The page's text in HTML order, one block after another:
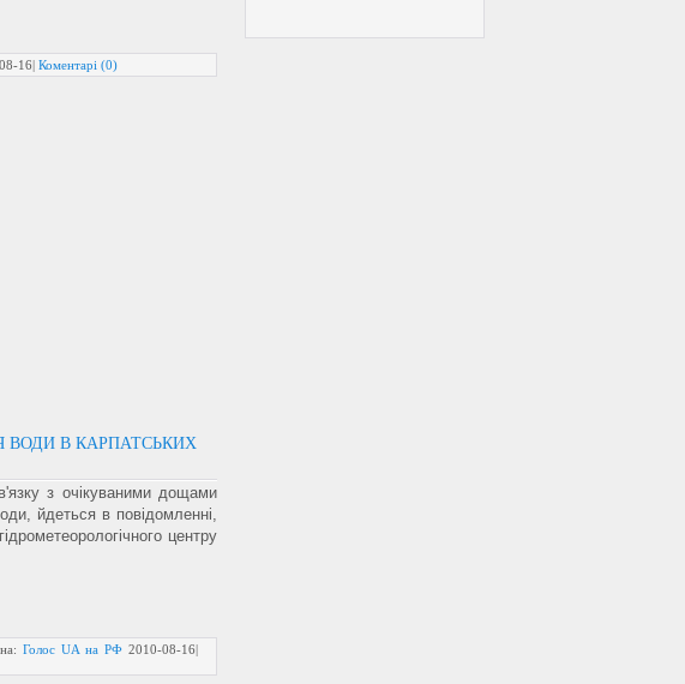
16| Коментарі (0)
ВОДИ В КАРПАТСЬКИХ
з очікуваними дощами
йдеться в повідомленні,
центру
на:Голос UA на РФ 2010-08-16|